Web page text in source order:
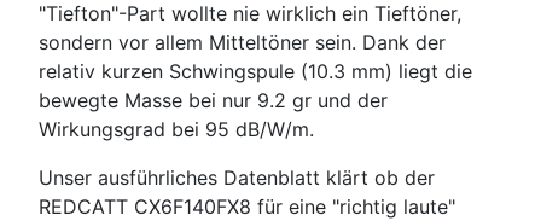
"Tiefton"-Part wollte nie wirklich ein Tieftöner,
sondern vor allem Mitteltöner sein. Dank der
relativ kurzen Schwingspule (10.3 mm) liegt die
bewegte Masse bei nur 9.2 gr und der
Wirkungsgrad bei 95 dB/W/m.
Unser ausführliches Datenblatt klärt ob der
REDCATT CX6F140FX8 für eine "richtig laute"